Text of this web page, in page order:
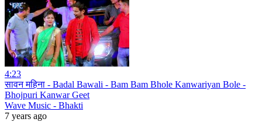
4:23
सावन महिना - Badal Bawali - Bam Bam Bhole Kanwariyan Bole -
Bhojpuri Kanwar Geet
Wave Music - Bhakti
7 years ago